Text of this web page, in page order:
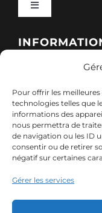
Pour offrir les
technologies telles que
informations des
nous permettra de
de navigation ou les ID
consentir ou de retirer
négatif sur certaines
Gérer les services
Toggle
Qui sommes-nous ?
Nos sessions
Ressources
Contact
Politique de
Mentions légales
Politique de
CONTACT
7, rue de
Gontier
contact@adx-